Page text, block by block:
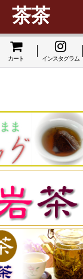
茶茶
カート インスタグラム